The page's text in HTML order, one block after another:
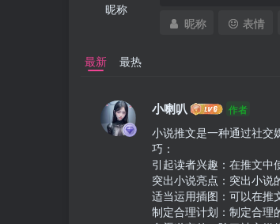
昵称
昵称 表情
最新 最热
小喇叭 作者
小说推文是一种通过社交
巧：
引起读者兴趣：在推文中
突出小说亮点：突出小说
适当运用插图：可以在推
制定合理计划：制定合理